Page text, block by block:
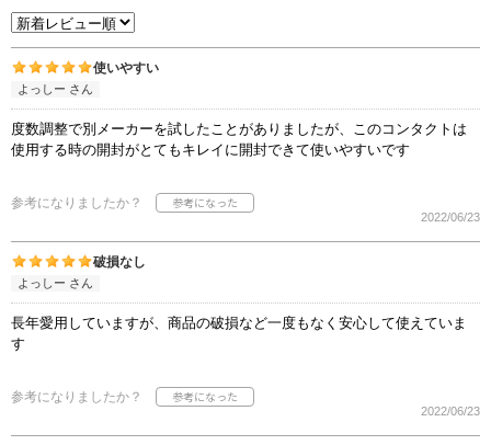
使いやすい
よっしー さん
度数調整で別メーカーを試したことがありましたが、このコンタクトは
使用する時の開封がとてもキレイに開封できて使いやすいです
参考になりましたか？
2022/06/23
破損なし
よっしー さん
長年愛用していますが、商品の破損など一度もなく安心して使えていま
す
参考になりましたか？
2022/06/23